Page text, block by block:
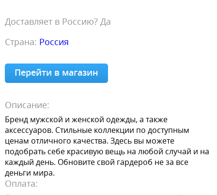
Доставляет в Россию? Да
Страна: Россия
Перейти в магазин
Описание:
Бренд мужской и женской одежды, а также
аксессуаров. Стильные коллекции по доступным
ценам отличного качества. Здесь вы можете
подобрать себе красивую вещь на любой случай и на
каждый день. Обновите свой гардероб не за все
деньги мира.
Оплата: